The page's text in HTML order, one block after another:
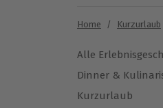
Home / Kurzurlaub
Alle
Dinner &
Kurzurlaub